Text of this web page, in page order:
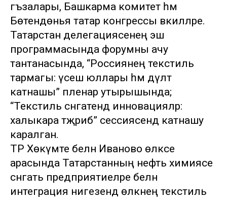
әгъзалары, Башкарма комитет һәм
Бөтендөнья татар конгрессы вәкилләре.
Татарстан делегациясенең эш
программасында форумны ачу
тантанасында, “Россиянең текстиль
тармагы: үсеш юллары һәм дәүләт
катнашы” пленар утырышында;
“Текстиль сәнәгатендә инновацияләр:
халыкара тәҗрибә” сессиясендә катнашу
каралган.
ТР Хөкүмәте белән Иваново өлкәсе
арасында Татарстанның нефть химиясе
сәнәгать предприятиеләре белән
интеграция нигезендә өлкәнең текстиль